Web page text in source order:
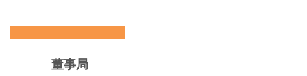
董事局